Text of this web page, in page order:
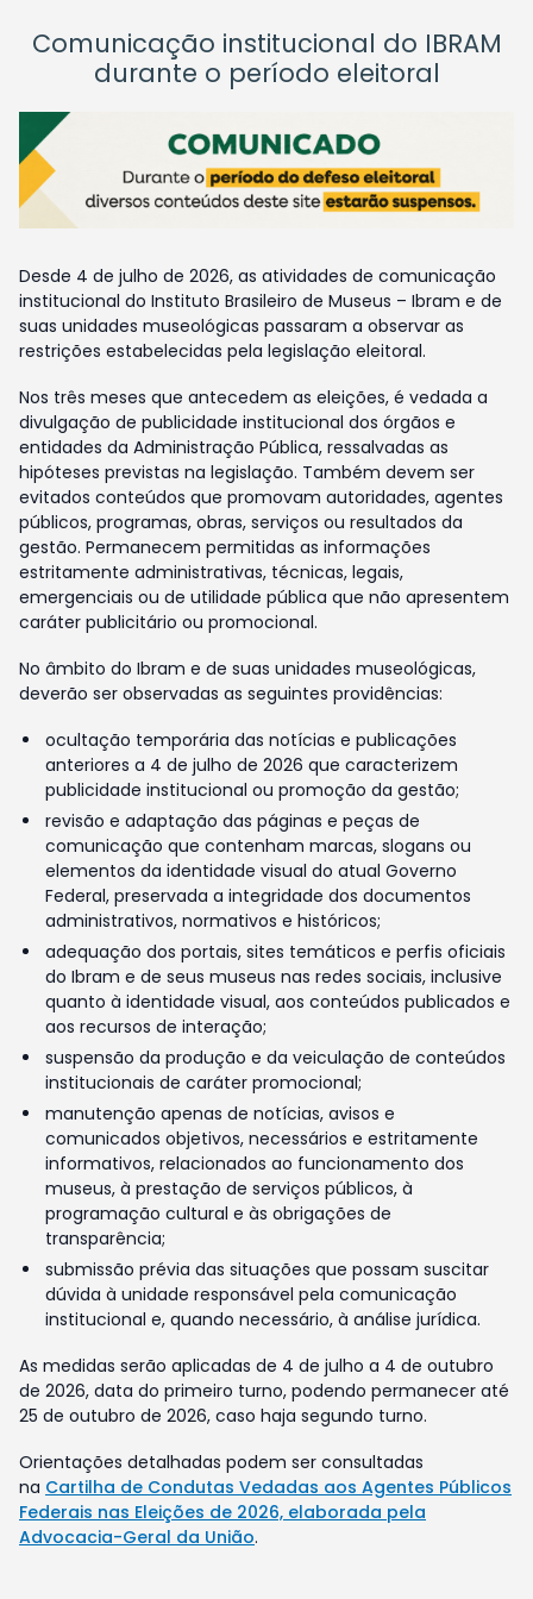
Comunicação institucional do IBRAM
durante o período eleitoral
Desde 4 de julho de 2026, as atividades de comunicação
institucional do Instituto Brasileiro de Museus – Ibram e de
suas unidades museológicas passaram a observar as
restrições estabelecidas pela legislação eleitoral.
Nos três meses que antecedem as eleições, é vedada a
divulgação de publicidade institucional dos órgãos e
entidades da Administração Pública, ressalvadas as
hipóteses previstas na legislação. Também devem ser
evitados conteúdos que promovam autoridades, agentes
públicos, programas, obras, serviços ou resultados da
gestão. Permanecem permitidas as informações
estritamente administrativas, técnicas, legais,
emergenciais ou de utilidade pública que não apresentem
caráter publicitário ou promocional.
No âmbito do Ibram e de suas unidades museológicas,
deverão ser observadas as seguintes providências:
ocultação temporária das notícias e publicações
anteriores a 4 de julho de 2026 que caracterizem
publicidade institucional ou promoção da gestão;
revisão e adaptação das páginas e peças de
comunicação que contenham marcas, slogans ou
elementos da identidade visual do atual Governo
Federal, preservada a integridade dos documentos
administrativos, normativos e históricos;
adequação dos portais, sites temáticos e perfis oficiais
do Ibram e de seus museus nas redes sociais, inclusive
quanto à identidade visual, aos conteúdos publicados e
aos recursos de interação;
suspensão da produção e da veiculação de conteúdos
institucionais de caráter promocional;
manutenção apenas de notícias, avisos e
comunicados objetivos, necessários e estritamente
informativos, relacionados ao funcionamento dos
museus, à prestação de serviços públicos, à
programação cultural e às obrigações de
transparência;
submissão prévia das situações que possam suscitar
dúvida à unidade responsável pela comunicação
institucional e, quando necessário, à análise jurídica.
As medidas serão aplicadas de 4 de julho a 4 de outubro
de 2026, data do primeiro turno, podendo permanecer até
25 de outubro de 2026, caso haja segundo turno.
Orientações detalhadas podem ser consultadas
na Cartilha de Condutas Vedadas aos Agentes Públicos
Federais nas Eleições de 2026, elaborada pela
Advocacia-Geral da União.